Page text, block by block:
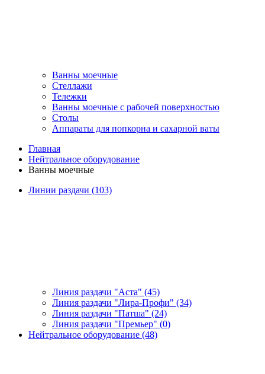
Ванны моечные
Стеллажи
Тележки
Ванны моечные с рабочей поверхностью
Столы
Аппараты для попкорна и сахарной ваты
Главная
Нейтральное оборудование
Ванны моечные
Линии раздачи (103)
Линия раздачи "Аста" (45)
Линия раздачи "Лира-Профи" (34)
Линия раздачи "Патша" (24)
Линия раздачи "Премьер" (0)
Нейтральное оборудование (48)